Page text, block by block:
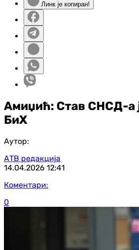
Линк је копиран!
Амиџић: Став СНСД-а
БиХ
Аутор:
АТВ редакција
14.04.2026 12:41
Коментари:
0